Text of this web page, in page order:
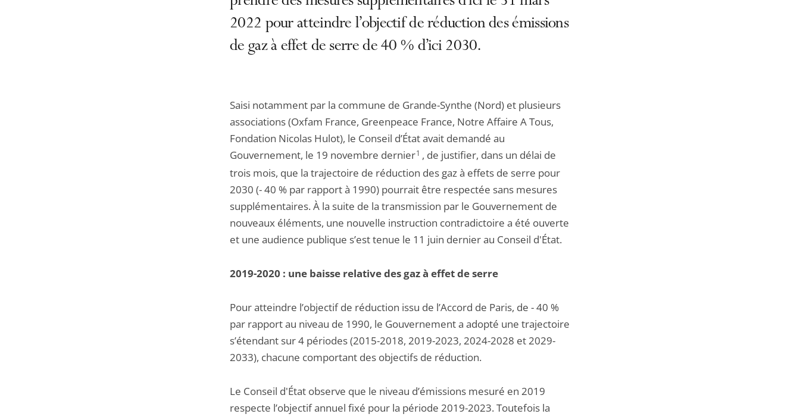
2022 pour atteindre l’objectif de réduction des émissions
de gaz à effet de serre de 40 % d’ici 2030.
Saisi notamment par la commune de Grande-Synthe (Nord) et plusieurs
associations (Oxfam France, Greenpeace France, Notre Affaire A Tous,
Fondation Nicolas Hulot), le Conseil d’État avait demandé au
Gouvernement, le 19 novembre dernier1 , de justifier, dans un délai de
trois mois, que la trajectoire de réduction des gaz à effets de serre pour
2030 (- 40 % par rapport à 1990) pourrait être respectée sans mesures
supplémentaires. À la suite de la transmission par le Gouvernement de
nouveaux éléments, une nouvelle instruction contradictoire a été ouverte
et une audience publique s’est tenue le 11 juin dernier au Conseil d'État.
2019-2020 : une baisse relative des gaz à effet de serre
Pour atteindre l’objectif de réduction issu de l’Accord de Paris, de - 40 %
par rapport au niveau de 1990, le Gouvernement a adopté une trajectoire
s’étendant sur 4 périodes (2015-2018, 2019-2023, 2024-2028 et 2029-
2033), chacune comportant des objectifs de réduction.
Le Conseil d'État observe que le niveau d’émissions mesuré en 2019
respecte l’objectif annuel fixé pour la période 2019-2023. Toutefois la